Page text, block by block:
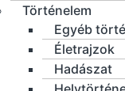
Történelem
Egyéb
Életrajzok
Hadászat